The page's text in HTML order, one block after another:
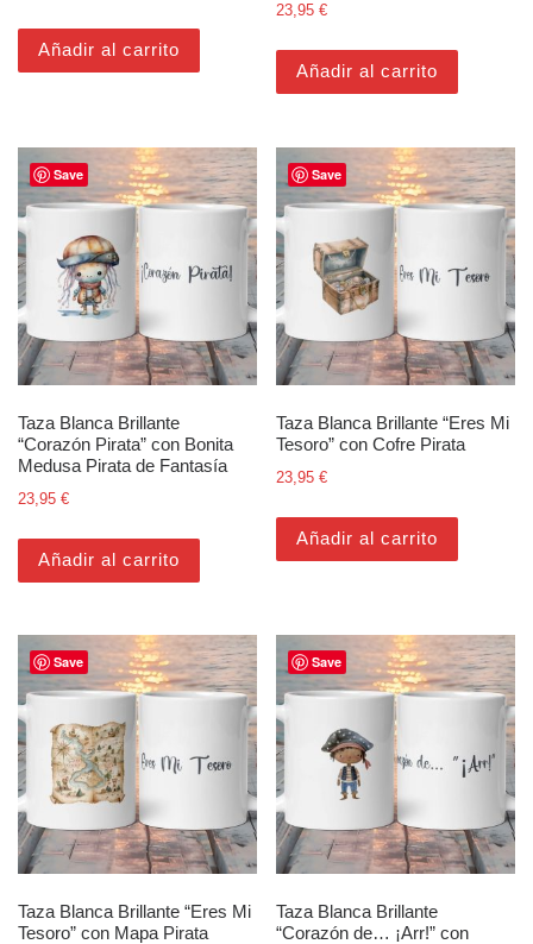
Añadir al carrito
23,95€
Añadir al carrito
Save
Taza Blanca Brillante
“Corazón Pirata” con Bonita
Medusa Pirata de Fantasía
23,95 €
Añadir al carrito
Save
Taza Blanca Brillante “Eres Mi
Tesoro” con Cofre Pirata
23,95€
Añadir al carrito
Save
Taza Blanca Brillante “Eres Mi
Tesoro” con Mapa Pirata
Save
Taza Blanca Brillante
“Corazón de… ¡Arr!” con